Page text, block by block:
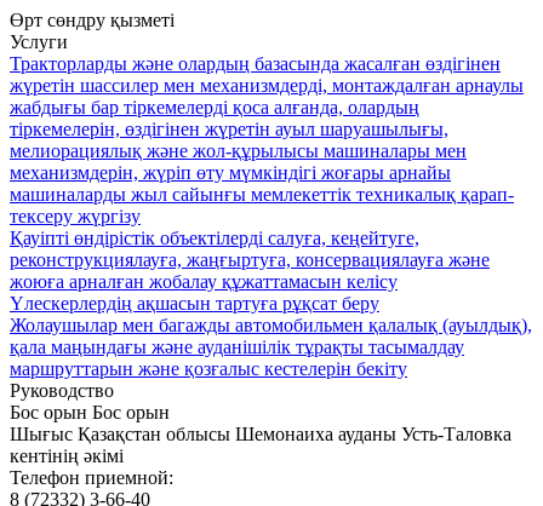
Өрт сөндру қызметі
Услуги
Тракторларды және олардың базасында жасалған өздiгiнен
жүретiн шассилер мен механизмдердi, монтаждалған арнаулы
жабдығы бар тiркемелердi қоса алғанда, олардың
тiркемелерiн, өздiгiнен жүретiн ауыл шаруашылығы,
мелиорациялық және жол-құрылысы машиналары мен
механизмдерiн, жүріп өту мүмкіндігі жоғары арнайы
машиналарды жыл сайынғы мемлекеттiк техникалық қарап-
тексеру жүргізу
Қауіпті өндірістік объектілерді салуға, кеңейтуге,
реконструкциялауға, жаңғыртуға, консервациялауға және
жоюға арналған жобалау құжаттамасын келісу
Үлескерлердің ақшасын тартуға рұқсат беру
Жолаушылар мен багажды автомобильмен қалалық (ауылдық),
қала маңындағы және ауданішілік тұрақты тасымалдау
маршруттарын және қозғалыс кестелерiн бекiту
Руководство
Бос орын Бос орын
Шығыс Қазақстан облысы Шемонаиха ауданы Усть-Таловка
кентінің әкімі
Телефон приемной:
8 (72332) 3-66-40